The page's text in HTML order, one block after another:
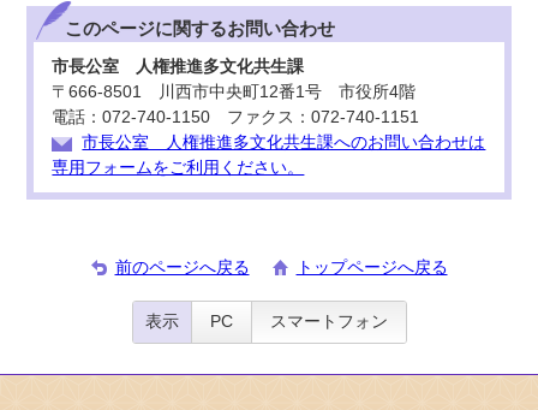
このページに関するお問い合わせ
市長公室 人権推進多文化共生課
〒666-8501 川西市中央町12番1号 市役所4階
電話：072-740-1150 ファクス：072-740-1151
市長公室 人権推進多文化共生課へのお問い合わせは
専用フォームをご利用ください。
前のページへ戻る トップページへ戻る
表示 PC スマートフォン